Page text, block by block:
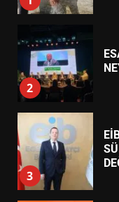
2
4